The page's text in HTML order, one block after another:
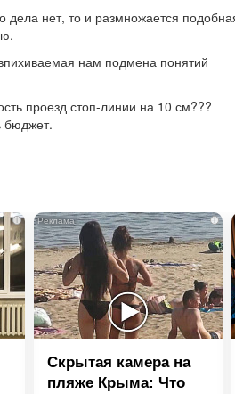
дела нет, то и размножается
нам подмена понятий
проезд стоп-линии на 10 см???
бюджет.
i i
Скрытая камера на
пляже Крыма: Что